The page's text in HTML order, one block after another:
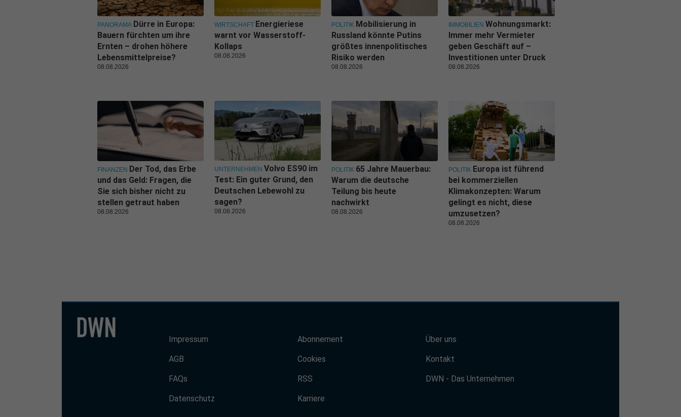
PANORAMA Dürre in Europa:
Bauern fürchten um ihre
Ernten – drohen höhere
Lebensmittelpreise?
08.08.2026
WIRTSCHAFT Energieriese
warnt vor Wasserstoff-
Kollaps
08.08.2026
POLITIK Mobilisierung in
Russland könnte Putins
größtes innenpolitisches
Risiko werden
08.08.2026
IMMOBILIEN Wohnungsmarkt:
Immer mehr Vermieter
geben Geschäft auf –
Investitionen unter Druck
08.08.2026
FINANZEN Der Tod, das Erbe
und das Geld: Fragen, die
Sie sich bisher nicht zu
stellen getraut haben
08.08.2026
UNTERNEHMEN Volvo ES90 im
Test: Ein guter Grund, den
Deutschen Lebewohl zu
sagen?
08.08.2026
POLITIK 65 Jahre Mauerbau:
Warum die deutsche
Teilung bis heute
nachwirkt
08.08.2026
POLITIK Europa ist führend
bei kommerziellen
Klimakonzepten: Warum
gelingt es nicht, diese
umzusetzen?
08.08.2026
Impressum
AGB
FAQs
Datenschutz
Abonnement
Cookies
RSS
Karriere
Über uns
Kontakt
DWN - Das Unternehmen